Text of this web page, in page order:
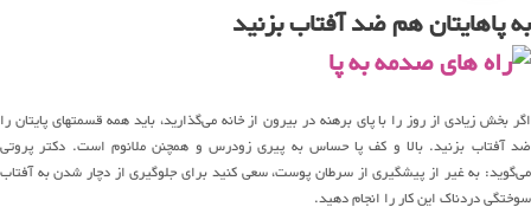
به پاهایتان هم ضد آفتاب بزنید
اگر بخش زیادی از روز را با پای برهنه در بیرون از خانه می‌گذارید، باید همه قسمتهای پایتان را
ضد آفتاب بزنید. بالا و کف پا حساس به پیری زودرس و همچنن ملانوم است. دکتر پروتی
می‌گوید: به غیر از پیشگیری از سرطان پوست، سعی کنید برای جلوگیری از دچار شدن به آفتاب
سوختگی دردناک این کار را انجام دهید.